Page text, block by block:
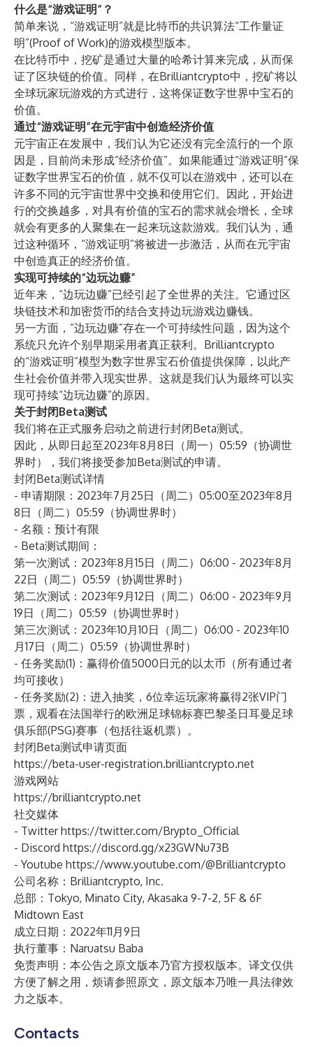
什么是“游戏证明”？
简单来说，“游戏证明”就是比特币的共识算法“工作量证
明”(Proof of Work)的游戏模型版本。
在比特币中，挖矿是通过大量的哈希计算来完成，从而保
证了区块链的价值。同样，在Brilliantcrypto中，挖矿将以
全球玩家玩游戏的方式进行，这将保证数字世界中宝石的
价值。
通过“游戏证明”在元宇宙中创造经济价值
元宇宙正在发展中，我们认为它还没有完全流行的一个原
因是，目前尚未形成“经济价值”。如果能通过“游戏证明”保
证数字世界宝石的价值，就不仅可以在游戏中，还可以在
许多不同的元宇宙世界中交换和使用它们。因此，开始进
行的交换越多，对具有价值的宝石的需求就会增长，全球
就会有更多的人聚集在一起来玩这款游戏。我们认为，通
过这种循环，“游戏证明”将被进一步激活，从而在元宇宙
中创造真正的经济价值。
实现可持续的“边玩边赚”
近年来，“边玩边赚”已经引起了全世界的关注。它通过区
块链技术和加密货币的结合支持边玩游戏边赚钱。
另一方面，“边玩边赚”存在一个可持续性问题，因为这个
系统只允许个别早期采用者真正获利。Brilliantcrypto
的“游戏证明”模型为数字世界宝石价值提供保障，以此产
生社会价值并带入现实世界。这就是我们认为最终可以实
现可持续“边玩边赚”的原因。
关于封闭Beta测试
我们将在正式服务启动之前进行封闭Beta测试。
因此，从即日起至2023年8月8日（周一）05:59（协调世
界时），我们将接受参加Beta测试的申请。
封闭Beta测试详情
- 申请期限：2023年7月25日（周二）05:00至2023年8月
8日（周二）05:59（协调世界时）
- 名额：预计有限
- Beta测试期间：
第一次测试：2023年8月15日（周二）06:00 - 2023年8月
22日（周二）05:59（协调世界时）
第二次测试：2023年9月12日（周二）06:00 - 2023年9月
19日（周二）05:59（协调世界时）
第三次测试：2023年10月10日（周二）06:00 - 2023年10
月17日（周二）05:59（协调世界时）
- 任务奖励(1)：赢得价值5000日元的以太币（所有通过者
均可接收）
- 任务奖励(2)：进入抽奖，6位幸运玩家将赢得2张VIP门
票，观看在法国举行的欧洲足球锦标赛巴黎圣日耳曼足球
俱乐部(PSG)赛事（包括往返机票）。
封闭Beta测试申请页面
https://beta-user-registration.brilliantcrypto.net
游戏网站
https://brilliantcrypto.net
社交媒体
- Twitterhttps://twitter.com/Brypto_Official
- Discord https://discord.gg/x23GWNu73B
- Youtube https://www.youtube.com/@Brilliantcrypto
公司名称：Brilliantcrypto, Inc.
总部：Tokyo, Minato City, Akasaka 9-7-2, 5F & 6F
Midtown East
成立日期：2022年11月9日
执行董事：Naruatsu Baba
免责声明：本公告之原文版本乃官方授权版本。译文仅供
方便了解之用，烦请参照原文，原文版本乃唯一具法律效
力之版本。
Contacts